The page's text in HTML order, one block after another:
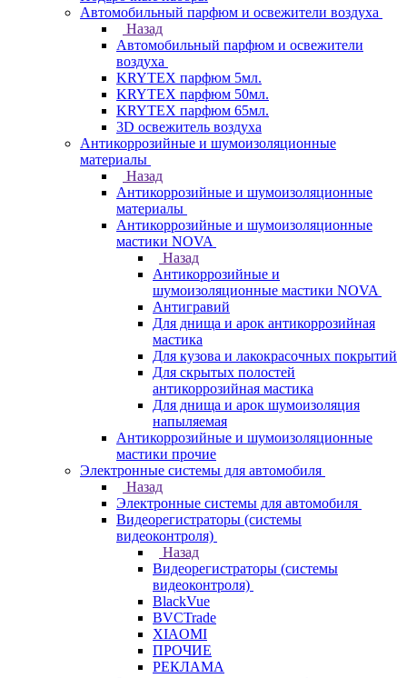
Автомобильный парфюм и освежители воздуха
Назад
Автомобильный парфюм и освежители
воздуха
KRYTEX парфюм 5мл.
KRYTEX парфюм 50мл.
KRYTEX парфюм 65мл.
3D освежитель воздуха
Антикоррозийные и шумоизоляционные
материалы
Назад
Антикоррозийные и шумоизоляционные
материалы
Антикоррозийные и шумоизоляционные
мастики NOVA
Назад
Антикоррозийные и
шумоизоляционные мастики NOVA
Антигравий
Для днища и арок антикоррозийная
мастика
Для кузова и лакокрасочных покрытий
Для скрытых полостей
антикоррозийная мастика
Для днища и арок шумоизоляция
напыляемая
Антикоррозийные и шумоизоляционные
мастики прочие
Электронные системы для автомобиля
Назад
Электронные системы для автомобиля
Видеорегистраторы (системы
видеоконтроля)
Назад
Видеорегистраторы (системы
видеоконтроля)
BlackVue
BVCTrade
XIAOMI
ПРОЧИЕ
РЕКЛАМА